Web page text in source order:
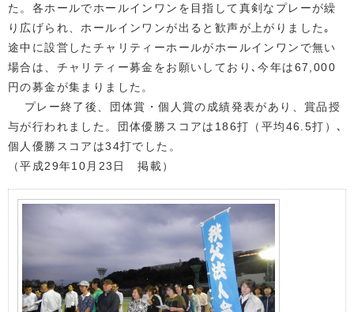
た。各ホールでホールインワンを目指して真剣なプレーが繰
り広げられ、ホールインワンが出ると歓声が上がりました｡
途中に設営したチャリティーホールがホールインワンで無い
場合は、チャリティー募金をお願いしており､今年は67,000
円の募金が集まりました。
プレー終了後、団体賞・個人賞の成績発表があり、賞品授
与が行われました。団体優勝スコアは186打（平均46.5打）､
個人優勝スコアは34打でした。
（平成29年10月23日 掲載）